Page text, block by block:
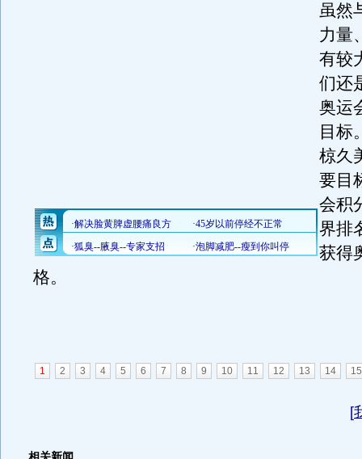
虽然
力量
有较
们还
奥运
目标
椋久
要目
会积
界排
获得
格。
1 2 3 4 5 6 7 8 9 10 11 12 13 14 15
[